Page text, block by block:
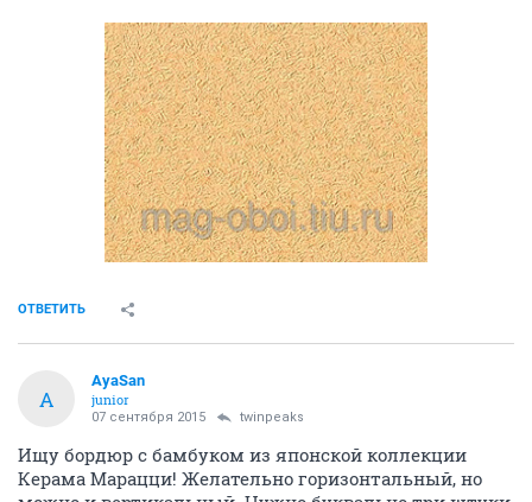
ОТВЕТИТЬ
A
AyaSan
junior
07 сентября 2015 twinpeaks
Ищу бордюр с бамбуком из японской коллекции
Керама Марацци! Желательно горизонтальный, но